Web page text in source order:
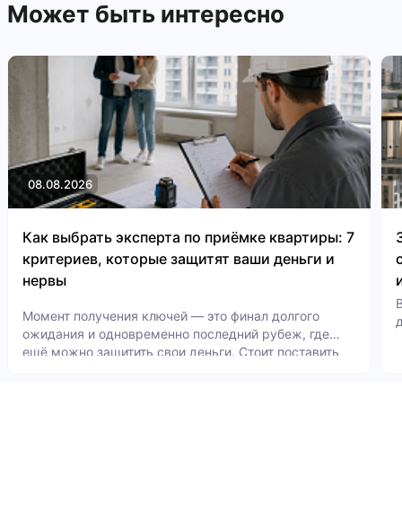
Может быть интересно
08.08.2026
Как выбрать эксперта по приёмке квартиры: 7
критериев, которые защитят ваши деньги и
нервы
Момент получения ключей — это финал долгого
ожидания и одновременно последний рубеж, где
ещё можно защитить свои деньги. Стоит поставить